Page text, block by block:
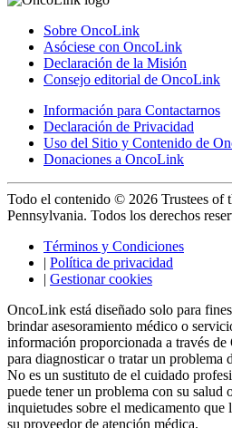
Sobre OncoLink
Asóciese con OncoLink
Declaración de la Misión
Consejo editorial de OncoLink
Información para Contactarnos
Declaración de Privacidad
Uso del Sitio y Contenido de
Donaciones a OncoLink
Todo el contenido © 2026 Trustees of
Pennsylvania. Todos los derechos
Términos y Condiciones
| Política de privacidad
| Gestionar cookies
OncoLink está diseñado solo para
brindar asesoramiento médico o
información proporcionada a través
para diagnosticar o tratar un problema
No es un sustituto de el cuidado
puede tener un problema con su salud
inquietudes sobre el medicamento que
su proveedor de atención médica.